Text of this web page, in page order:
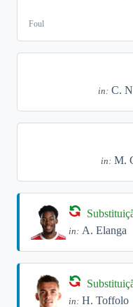
Foul
in: C.
in: M.
in: A. Elanga
in: H. Toffolo